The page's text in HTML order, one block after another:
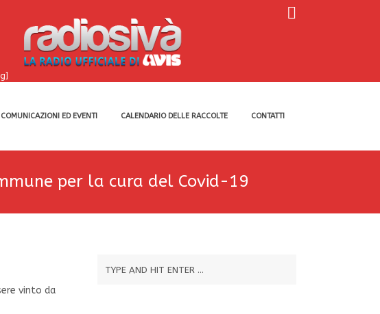
COMUNICAZIONI ED EVENTI CALENDARIO DELLE RACCOLTE CONTATTI
per la cura del Covid-19
vinto da